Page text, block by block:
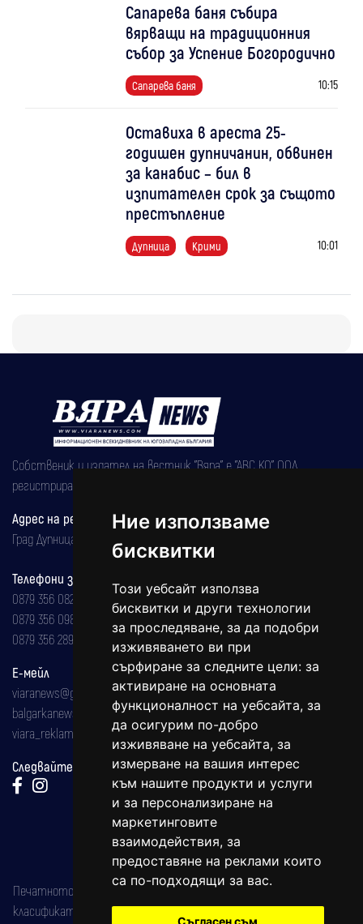
Ние използваме
бисквитки
Този уебсайт използва
бисквитки и други технологии
за проследяване, за да подобри
изживяването ви при
сърфиране за следните цели: за
активиране на основната
функционалност на уебсайта, за
да осигурим по-добро
изживяване на уебсайта, за
измерване на вашия интерес
към нашите продукти и услуги
и за персонализиране на
маркетинговите
взаимодействия, за
предоставяне на реклами които
са по-подходящи за вас.
Съгласен съм
Сапарева баня събира
вярващи на традиционния
събор за Успение Богородично
Сапарева баня 10:15
Оставиха в ареста 25-
годишен дупничанин, обвинен
за канабис – бил в
изпитателен срок за същото
престъпление
Дупница Крими 10:01
Собственик и издател на вестник "Вяра" е "АВС КО" ООД,
регистрирана на 08.05.2002 година.
Адрес на редакцията
Град Дупница, ул.''Христо Ботев" 43
Телефони за реклама и абонаменти
0879 356 082
0879 356 098
0879 356 289
Е-мейл
viaranews@gmail.com
balgarkanews@gmail.com
viara_reklama@mail.bg
Следвайте ни:
Печатното издание на вестника е регистрирано в националния
класификатор на печатните издания (Българска национална